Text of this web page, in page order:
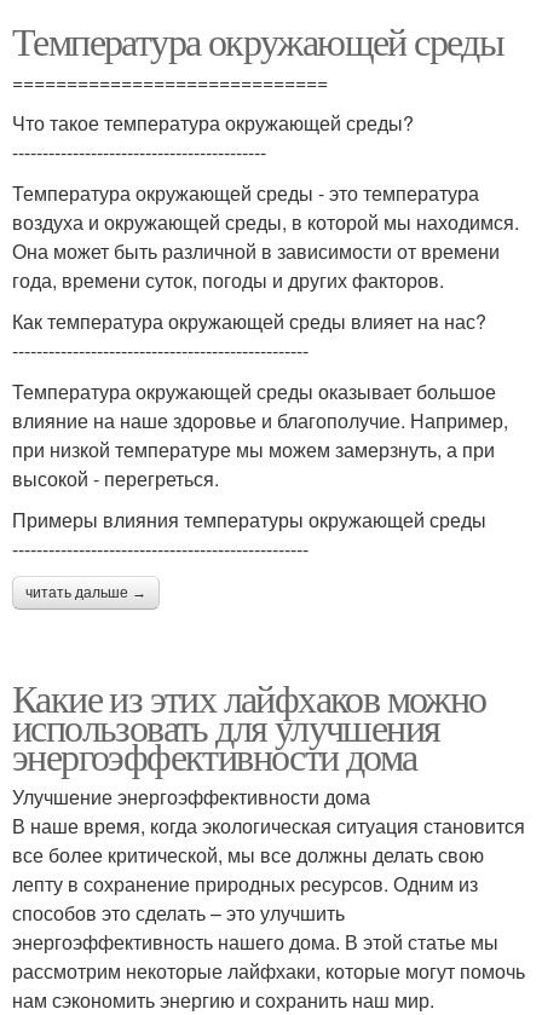
Температура окружающей среды
=============================
Что такое температура окружающей среды?
------------------------------------------
Температура окружающей среды - это температура
воздуха и окружающей среды, в которой мы находимся.
Она может быть различной в зависимости от времени
года, времени суток, погоды и других факторов.
Как температура окружающей среды влияет на нас?
-------------------------------------------------
Температура окружающей среды оказывает большое
влияние на наше здоровье и благополучие. Например,
при низкой температуре мы можем замерзнуть, а при
высокой - перегреться.
Примеры влияния температуры окружающей среды
-------------------------------------------------
читать дальше →
Какие из этих лайфхаков можно
использовать для улучшения
энергоэффективности дома
Улучшение энергоэффективности дома
В наше время, когда экологическая ситуация становится
все более критической, мы все должны делать свою
лепту в сохранение природных ресурсов. Одним из
способов это сделать – это улучшить
энергоэффективность нашего дома. В этой статье мы
рассмотрим некоторые лайфхаки, которые могут помочь
нам сэкономить энергию и сохранить наш мир.